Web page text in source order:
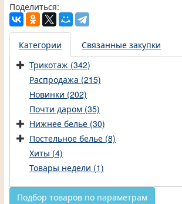
Поделиться:
Категории
Связанные закупки
Трикотаж (342)
Распродажа (215)
Новинки (202)
Почти даром (35)
Нижнее белье (30)
Постельное белье (8)
Хиты (4)
Товары недели (1)
Подбор товаров по параметрам